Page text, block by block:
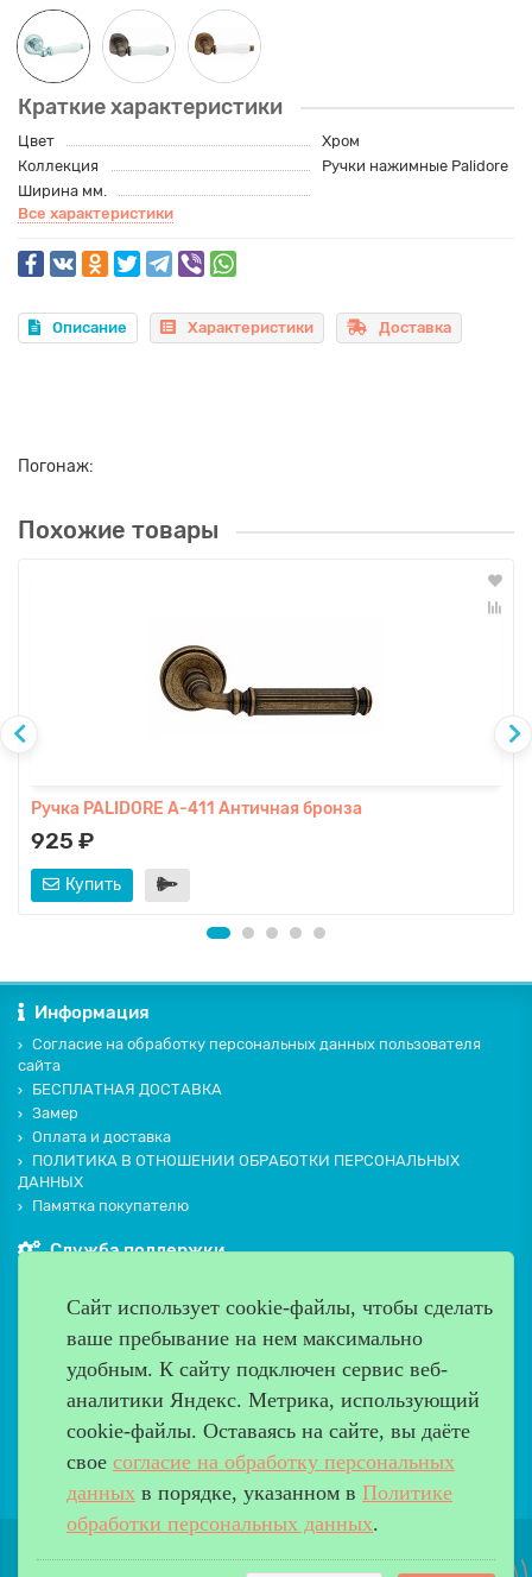
Краткие характеристики
Цвет
Хром
Коллекция
Ручки нажимные Palidore
Ширина мм.
Все характеристики
Описание Характеристики Доставка
Погонаж:
Похожие товары
Ручка PALIDORE A-411 Античная бронза
925 ₽
Купить
Информация
Согласие на обработку персональных данных пользователя
сайта
БЕСПЛАТНАЯ ДОСТАВКА
Замер
Оплата и доставка
ПОЛИТИКА В ОТНОШЕНИИ ОБРАБОТКИ ПЕРСОНАЛЬНЫХ
ДАННЫХ
Памятка покупателю
Служба поддержки
Производители
Дополнительно
Наш адрес
Работаем с 9:00 до 20:00
8 (499) 685-33-26
Сайт использует cookie-файлы, чтобы сделать
ваше пребывание на нем максимально
удобным. К cайту подключен сервис веб-
аналитики Яндекс. Метрика, использующий
cookie-файлы. Оставаясь на сайте, вы даёте
свое согласие на обработку персональных
данных в порядке, указанном в Политике
обработки персональных данных.